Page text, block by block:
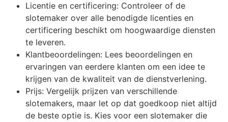
Licentie en certificering: Controleer of de
slotemaker over alle benodigde licenties en
certificering beschikt om hoogwaardige diensten
te leveren.
Klantbeoordelingen: Lees beoordelingen en
ervaringen van eerdere klanten om een idee te
krijgen van de kwaliteit van de dienstverlening.
Prijs: Vergelijk prijzen van verschillende
slotemakers, maar let op dat goedkoop niet altijd
de beste optie is. Kies voor een slotemaker die